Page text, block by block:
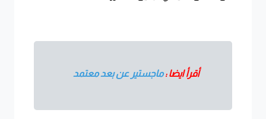
أقرأ ايضا :ماجستير عن بعد معتمد